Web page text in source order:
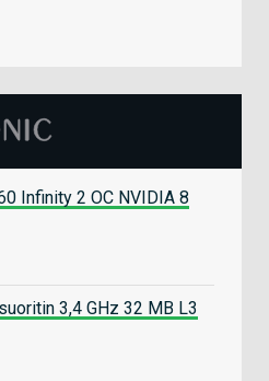
Infinity 2 OC NVIDIA 8
3,4 GHz 32 MB L3